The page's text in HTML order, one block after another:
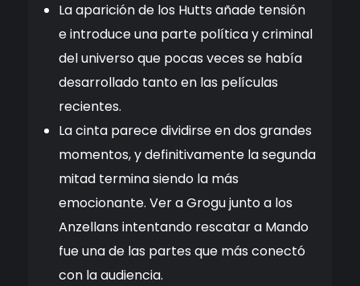
La aparición de los Hutts añade tensión
e introduce una parte política y criminal
del universo que pocas veces se había
desarrollado tanto en las películas
recientes.
La cinta parece dividirse en dos grandes
momentos, y definitivamente la segunda
mitad termina siendo la más
emocionante. Ver a Grogu junto a los
Anzellans intentando rescatar a Mando
fue una de las partes que más conectó
con la audiencia.